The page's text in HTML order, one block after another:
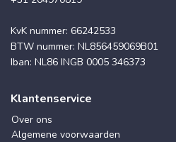
KvK nummer: 66242533
BTW nummer: NL856459069B01
Iban: NL86 INGB 0005 346373
Klantenservice
Over ons
Algemene voorwaarden